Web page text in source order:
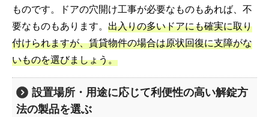
ものです。ドアの穴開け工事が必要なものもあれば、不
要なものもあります。 出入りの多いドアにも確実に取り
付けられますが、賃貸物件の場合は原状回復に支障がな
いものを選びましょう。
設置場所・用途に応じて利便性の高い解錠方
法の製品を選ぶ